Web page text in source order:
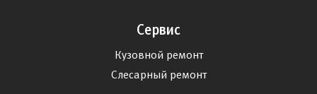
Сервис
Кузовной ремонт
Слесарный ремонт